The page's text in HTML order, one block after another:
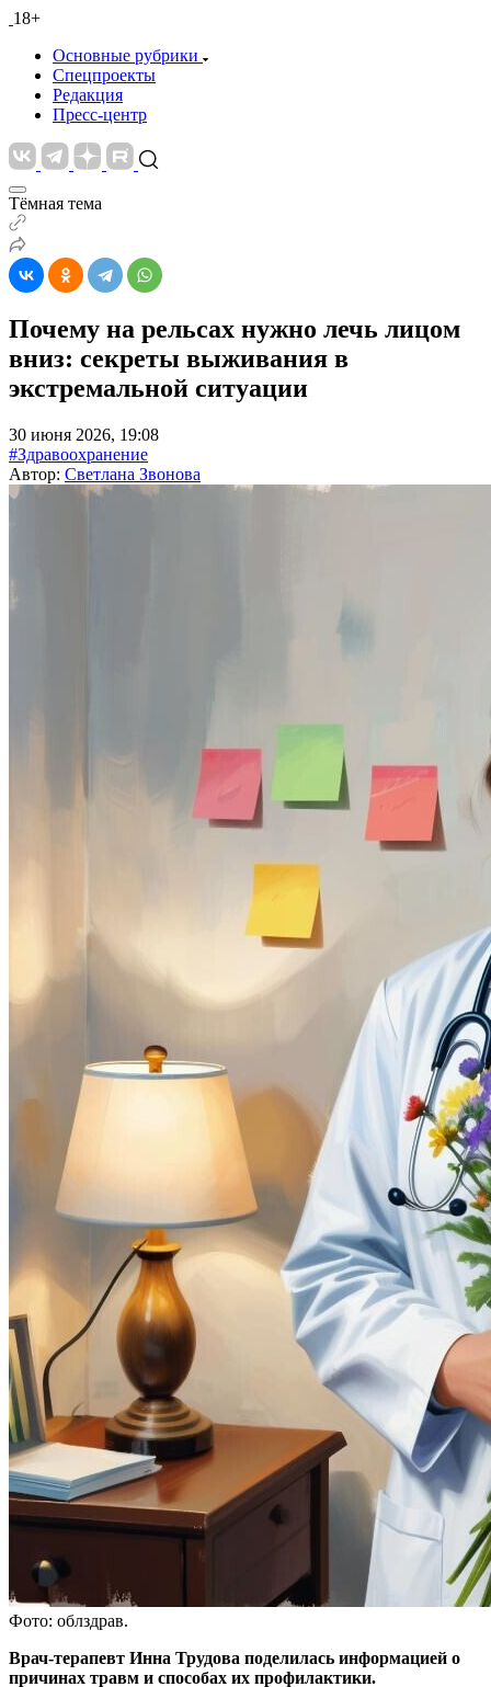
18+
Основные рубрики
Спецпроекты
Редакция
Пресс-центр
Тёмная тема
Почему на рельсах нужно лечь лицом
вниз: секреты выживания в
экстремальной ситуации
30 июня 2026, 19:08
#Здравоохранение
Автор: Светлана Звонова
Фото: облздрав.
Врач-терапевт Инна Трудова поделилась информацией о
причинах травм и способах их профилактики.